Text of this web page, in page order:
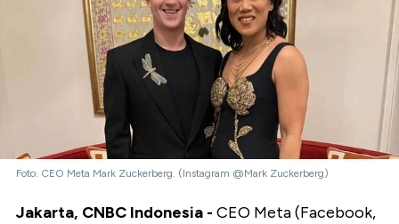
Foto: CEO Meta Mark Zuckerberg. (Instagram @Mark Zuckerberg)
Jakarta, CNBC Indonesia - CEO Meta (Facebook,